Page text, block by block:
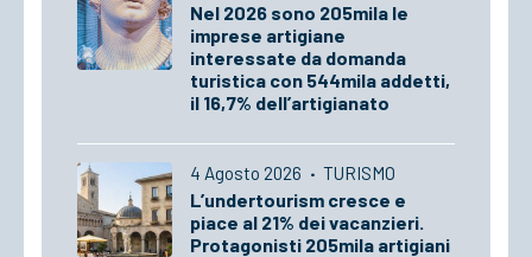
Nel 2026 sono 205mila le
imprese artigiane
interessate da domanda
turistica con 544mila addetti,
il 16,7% dell’artigianato
4 Agosto 2026 · TURISMO
L’undertourism cresce e
piace al 21% dei vacanzieri.
Protagonisti 205mila artigiani